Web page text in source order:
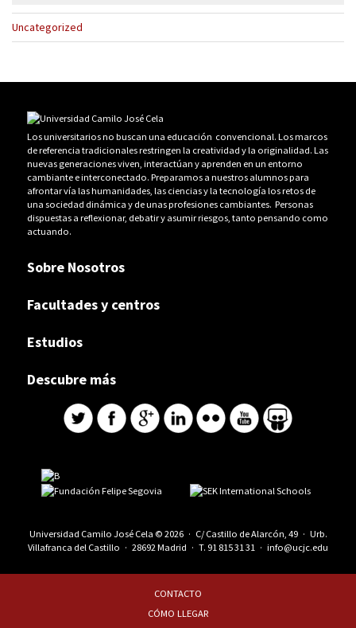
Uncategorized
Los universitarios no buscan una educación convencional. Los marcos
de referencia tradicionales restringen la creatividad y la originalidad. Las
nuevas generaciones viven, interactúan y aprenden en un entorno
cambiante e interconectado. Preparamos a nuestros alumnos para
afrontar vía las humanidades, las ciencias y la tecnología los retos de
una sociedad dinámica y de unas profesiones cambiantes. Personas
dispuestas a reflexionar, debatir y asumir riesgos, tanto pensando como
actuando.
Sobre Nosotros
Facultades y centros
Estudios
Descubre más
Universidad Camilo José Cela © 2026 · C/ Castillo de Alarcón, 49 · Urb.
Villafranca del Castillo · 28692 Madrid · T. 91 815 31 31 · info@ucjc.edu
CONTACTO
CÓMO LLEGAR